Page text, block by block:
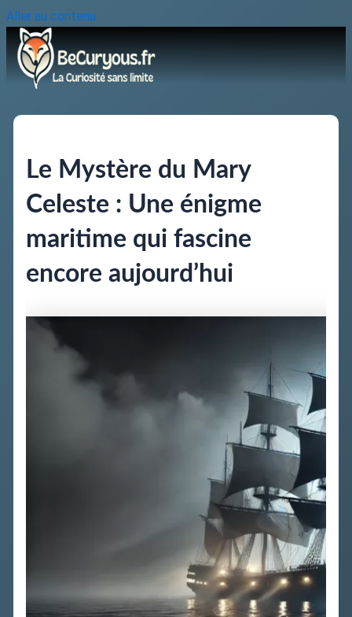
Aller au contenu
Le Mystère du Mary
Celeste : Une énigme
maritime qui fascine
encore aujourd’hui